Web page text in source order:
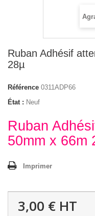
Ruban Adhésif
28µ
Référence 0311ADP66
État : Neuf
Ruban
50mm x 66m
Imprimer
3,00 € HT